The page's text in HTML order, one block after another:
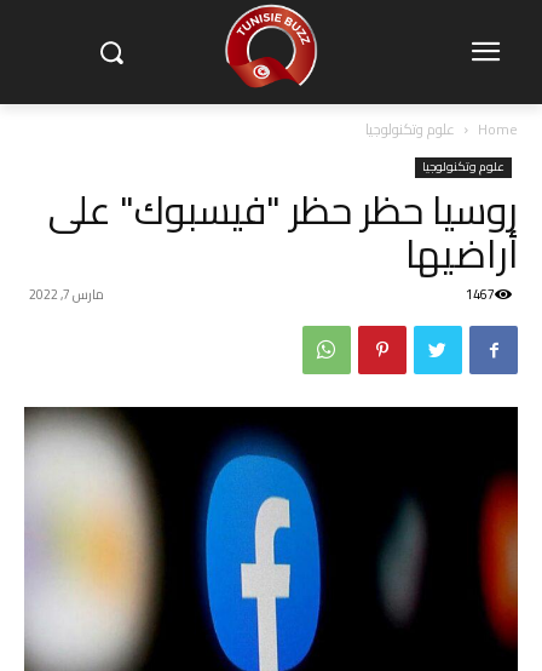
Home علوم وتكنولوجيا
علوم وتكنولوجيا
روسيا حظر حظر "فيسبوك" على
أراضيها
مارس 7, 2022 1467